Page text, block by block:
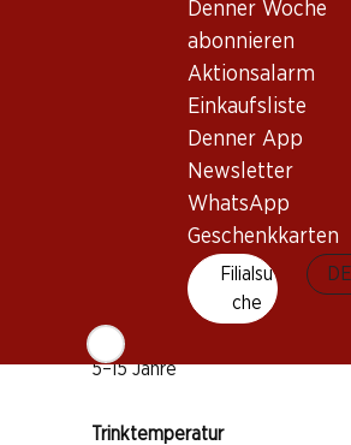
Denner Woche
abonnieren
Aktionsalarm
Einkaufsliste
Denner App
Newsletter
WhatsApp
Geschenkkarten
Filialsu
che
DE
Wissenswertes
Cabernet Sauvignon
Petit Verdot
Cabernet Franc
Trinkreife
5–15 Jahre
Trinktemperatur